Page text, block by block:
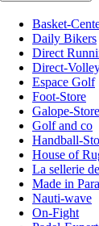
Basket-
Daily Bikers
Direct
Direct-
Espace Golf
Foot-Store
Galope-Store
Golf and co
Handball-
House of
La sellerie
Made in
Nauti-wave
On-Fight